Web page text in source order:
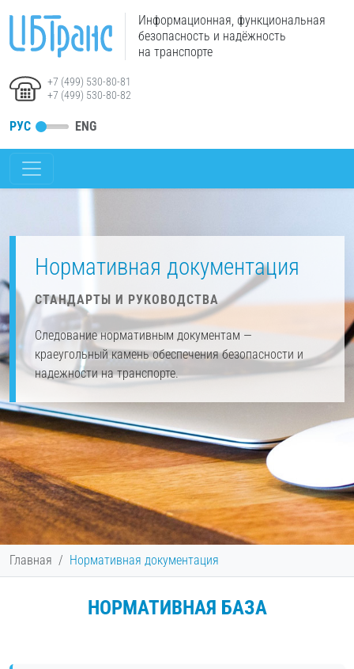
Информационная, функциональная
безопасность и надёжность
на транспорте
+7 (499) 530-80-81
+7 (499) 530-80-82
РУС ENG
Нормативная документация
СТАНДАРТЫ И РУКОВОДСТВА
Следование нормативным документам —
краеугольный камень обеспечения безопасности и
надежности на транспорте.
Главная Нормативная документация
НОРМАТИВНАЯ БАЗА